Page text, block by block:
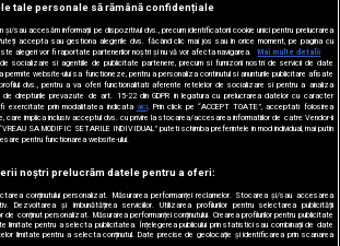
Urmărește-ne și pe
tale personale să rămână confidențiale
și/sau accesăm informații pe dispozitivul dvs., precum identificatorii cookie unici pentru prelucrarea
accepta sau gestiona alegerile dvs. făcând clic mai jos sau în orice moment, pe pagina cu
alegeri vor fi raportate partenerilor noștri și nu vă vor afecta navigarea.
Mai multe detalii
socializare si agentiile de publicitate partenere, precum si furnizorii nostri de servicii de date
permite website-ului sa functioneze, pentru a personaliza continutul si anunturile publicitare afisate
dvs., pentru a va oferi functionalitati aferente retelelor de socializare si pentru a analiza
drepturile prevazute de art. 15-22 din GDPR in legatura cu prelucrarea datelor cu caracter
exercitate prin modalitatea indicata aici. Prin click pe “ACCEPT TOATE”, acceptati folosirea
care implica inclusiv acceptul dvs. cu privire la stocarea/accesarea informatiilor de catre Vendor-ii
SA MODIFIC SETARILE INDIVIDUAL” puteti schimba preferintele in mod individual, mai putin
pentru functionarea website-ului.
noștri prelucrăm datele pentru a oferi:
conținutului personalizat. Măsurarea performanței reclamelor. Stocarea și/sau accesarea
Dezvoltarea și îmbunătățirea serviciilor. Utilizarea profilurilor pentru selectarea publicității
de conținut personalizat. Măsurarea performanței conținutului. Crearea profilurilor pentru publicitate
limitate pentru a selecta publicitatea. Înțelegerea publicului prin statistici sau combinații de date
limitate pentru a selecta conținutul. Date precise de geolocație și identificarea prin scanarea